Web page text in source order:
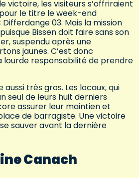
victoire, les visiteurs s’offriraient
le titre le week-end
03. Mais la mission
Bissen doit faire sans son
suspendu après une
jaunes. C’est donc
lourde responsabilité de prendre
aussi très gros. Les locaux, qui
seul de leurs huit derniers
assurer leur maintien et
de barragiste. Une victoire
sauver avant la dernière
Canach